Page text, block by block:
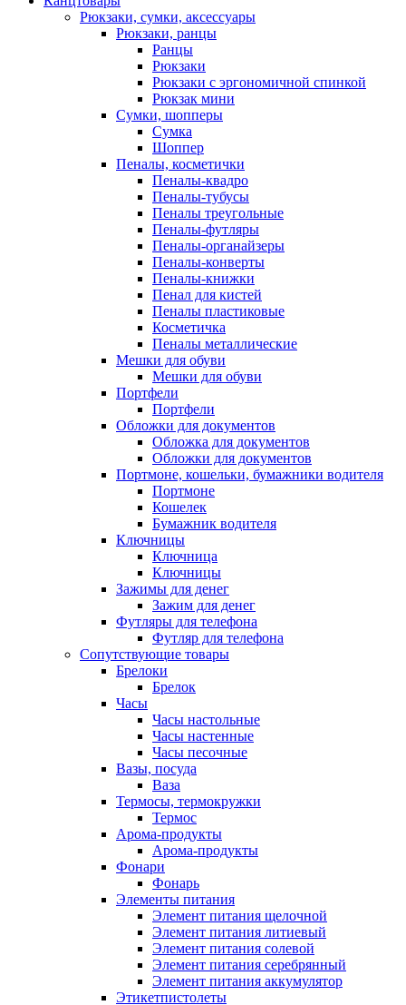
Рюкзаки, сумки, аксессуары
Рюкзаки, ранцы
Ранцы
Рюкзаки
Рюкзаки с эргономичной спинкой
Рюкзак мини
Сумки, шопперы
Сумка
Шоппер
Пеналы, косметички
Пеналы-квадро
Пеналы-тубусы
Пеналы треугольные
Пеналы-футляры
Пеналы-органайзеры
Пеналы-конверты
Пеналы-книжки
Пенал для кистей
Пеналы пластиковые
Косметичка
Пеналы металлические
Мешки для обуви
Мешки для обуви
Портфели
Портфели
Обложки для документов
Обложка для документов
Обложки для документов
Портмоне, кошельки, бумажники водителя
Портмоне
Кошелек
Бумажник водителя
Ключницы
Ключница
Ключницы
Зажимы для денег
Зажим для денег
Футляры для телефона
Футляр для телефона
Сопутствующие товары
Брелоки
Брелок
Часы
Часы настольные
Часы настенные
Часы песочные
Вазы, посуда
Ваза
Термосы, термокружки
Термос
Арома-продукты
Арома-продукты
Фонари
Фонарь
Элементы питания
Элемент питания щелочной
Элемент питания литиевый
Элемент питания солевой
Элемент питания серебрянный
Элемент питания аккумулятор
Этикетпистолеты